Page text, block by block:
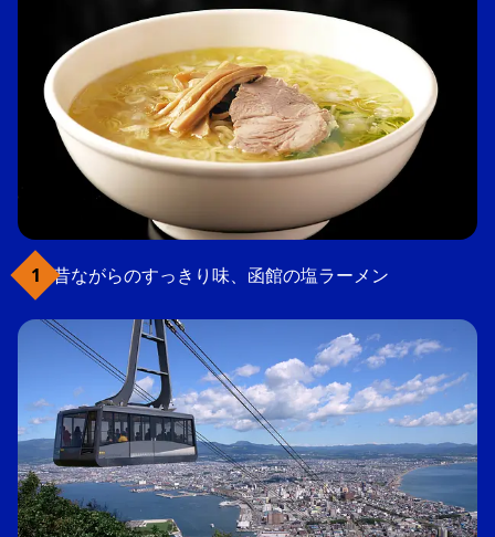
昔ながらのすっきり味、函館の塩ラーメン